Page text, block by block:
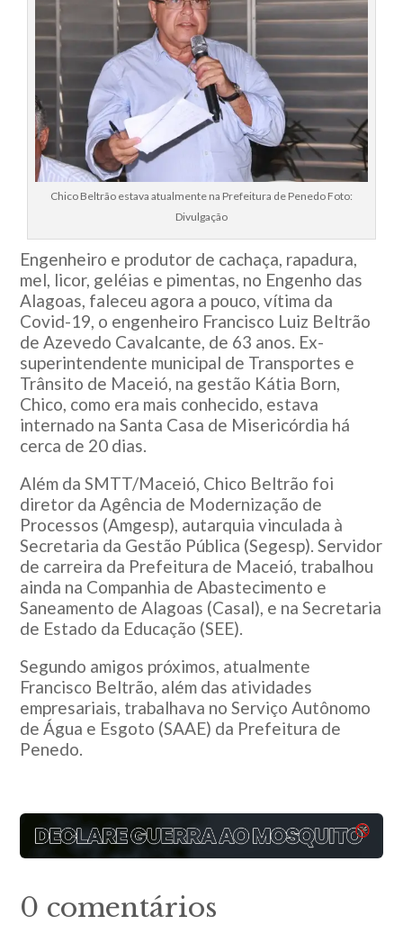
Chico Beltrão estava atualmente na Prefeitura de Penedo Foto:
Divulgação
Engenheiro e produtor de cachaça, rapadura,
mel, licor, geléias e pimentas, no Engenho das
Alagoas, faleceu agora a pouco, vítima da
Covid-19, o engenheiro Francisco Luiz Beltrão
de Azevedo Cavalcante, de 63 anos. Ex-
superintendente municipal de Transportes e
Trânsito de Maceió, na gestão Kátia Born,
Chico, como era mais conhecido, estava
internado na Santa Casa de Misericórdia há
cerca de 20 dias.
Além da SMTT/Maceió, Chico Beltrão foi
diretor da Agência de Modernização de
Processos (Amgesp), autarquia vinculada à
Secretaria da Gestão Pública (Segesp). Servidor
de carreira da Prefeitura de Maceió, trabalhou
ainda na Companhia de Abastecimento e
Saneamento de Alagoas (Casal), e na Secretaria
de Estado da Educação (SEE).
Segundo amigos próximos, atualmente
Francisco Beltrão, além das atividades
empresariais, trabalhava no Serviço Autônomo
de Água e Esgoto (SAAE) da Prefeitura de
Penedo.
0 comentários